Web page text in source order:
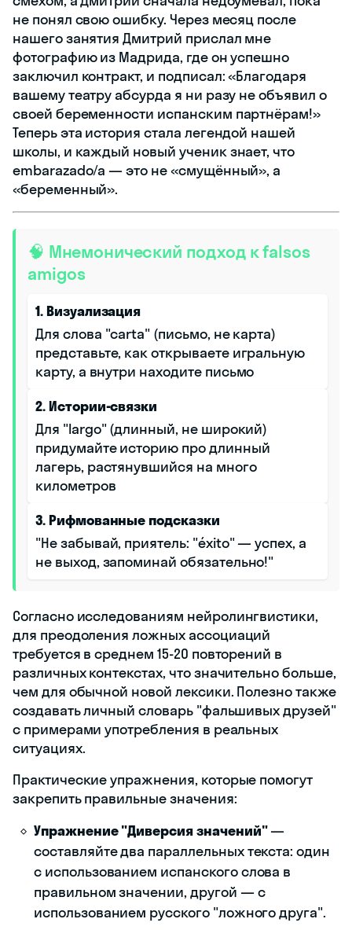
не понял свою ошибку. Через месяц после
нашего занятия Дмитрий прислал мне
фотографию из Мадрида, где он успешно
заключил контракт, и подписал: «Благодаря
вашему театру абсурда я ни разу не объявил о
своей беременности испанским партнёрам!»
Теперь эта история стала легендой нашей
школы, и каждый новый ученик знает, что
embarazado/a — это не «смущённый», а
«беременный».
🧠 Мнемонический подход к falsos
amigos
1. Визуализация
Для слова "carta" (письмо, не карта)
представьте, как открываете игральную
карту, а внутри находите письмо
2. Истории-связки
Для "largo" (длинный, не широкий)
придумайте историю про длинный
лагерь, растянувшийся на много
километров
3. Рифмованные подсказки
"Не забывай, приятель: "éxito" — успех, а
не выход, запоминай обязательно!"
Согласно исследованиям нейролингвистики,
для преодоления ложных ассоциаций
требуется в среднем 15-20 повторений в
различных контекстах, что значительно больше,
чем для обычной новой лексики. Полезно также
создавать личный словарь "фальшивых друзей"
с примерами употребления в реальных
ситуациях.
Практические упражнения, которые помогут
закрепить правильные значения:
Упражнение "Диверсия значений"—
составляйте два параллельных текста: один
с использованием испанского слова в
правильном значении, другой — с
использованием русского "ложного друга".